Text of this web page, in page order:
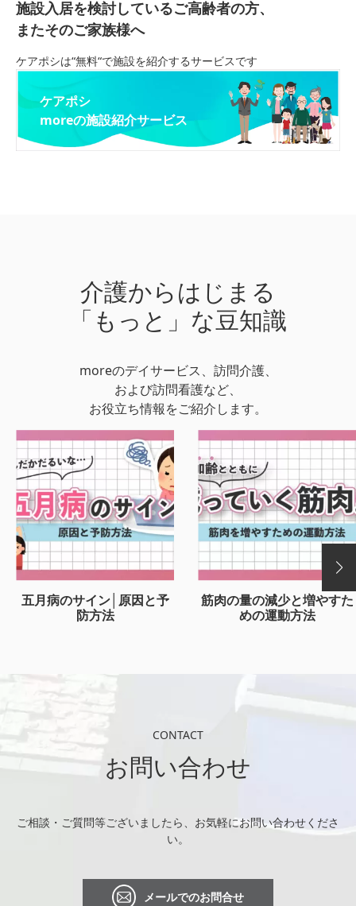
施設入居を検討しているご高齢者の方、
またそのご家族様へ
ケアポシは“無料“で施設を紹介するサービスです
ケアポシ
moreの施設紹介サービス
介護からはじまる
「もっと」な豆知識
moreのデイサービス、訪問介護、
および訪問看護など、
お役立ち情報をご紹介します。
五月病のサイン│原因と予
防方法
筋肉の量の減少と増やすた
めの運動方法
CONTACT
お問い合わせ
ご相談・ご質問等ございましたら、お気軽にお問い合わせくださ
い。
メールでのお問合せ